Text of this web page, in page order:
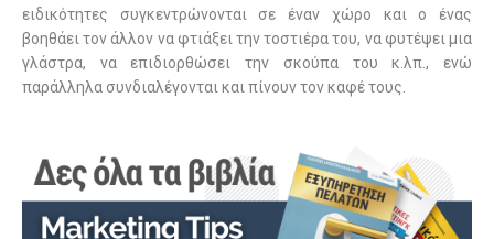
ειδικότητες συγκεντρώνονται σε έναν χώρο και ο ένας
βοηθάει τον άλλον να φτιάξει την τοστιέρα του, να φυτέψει μια
γλάστρα, να επιδιορθώσει την σκούπα του κ.λπ., ενώ
παράλληλα συνδιαλέγονται και πίνουν τον καφέ τους.